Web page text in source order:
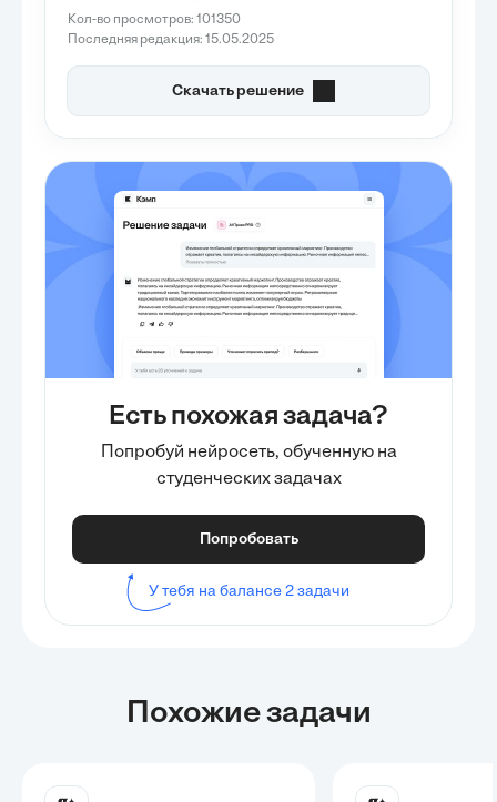
Кол-во просмотров: 101350
Последняя редакция: 15.05.2025
Скачать решение
Есть похожая задача?
Попробуй нейросеть, обученную на
студенческих задачах
Попробовать
У тебя на балансе 2 задачи
Похожие задачи